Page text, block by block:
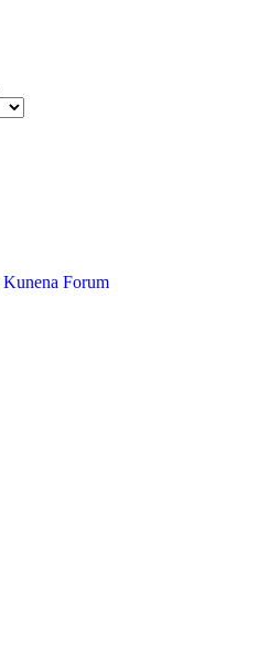
Kunena Forum